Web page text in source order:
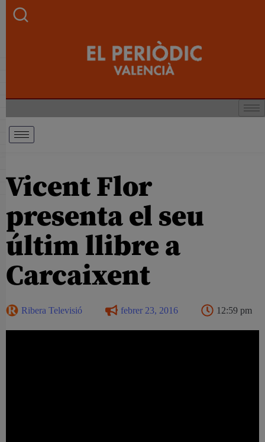
Vicent Flor
presenta el seu
últim llibre a
Carcaixent
Ribera Televisió febrer 23, 2016 12:59 pm